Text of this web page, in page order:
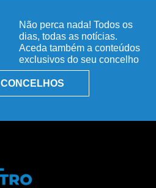
Não perca nada! Todos os
dias, todas as notícias.
Aceda também a conteúdos
exclusivos do seu concelho
CONCELHOS